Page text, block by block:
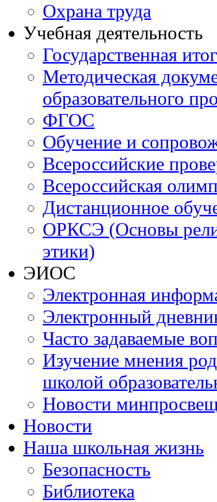
Охрана труда
Учебная деятельность
Государственная
Методическая
образовательного
ФГОС
Обучение и
Всероссийские
Всероссийская
Дистанционное
ОРКСЭ (Основы
этики)
ЭИОС
Электронная
Электронный
Часто задаваемые
Изучение мнения
школой
Новости
Новости
Наша школьная жизнь
Безопасность
Библиотека